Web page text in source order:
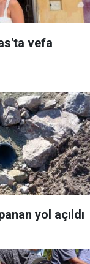
vefa
yol açıldı